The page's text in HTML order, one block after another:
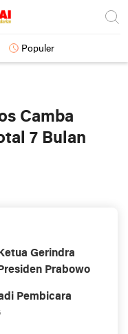
Populer
Camba
7 Bulan
Gerindra
Prabowo
Pembicara